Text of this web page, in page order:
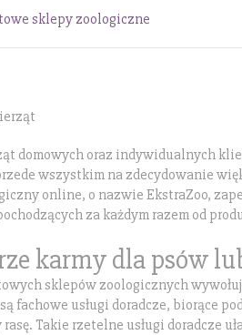
sklepy zoologiczne
domowych oraz indywidualnych
wszystkim na zdecydowanie
online, o nazwie EkstraZoo,
za każdym razem od
karmy dla psów
sklepów zoologicznych
usługi doradcze, biorące
Takie rzetelne usługi doradcze